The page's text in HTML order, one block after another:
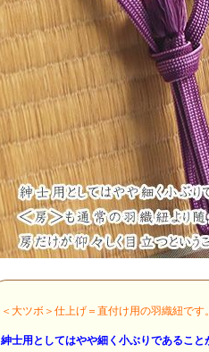
＜大ツボ＞仕上げ＝直付け用の羽織紐です
紳士用としてはやや細く小ぶりであること